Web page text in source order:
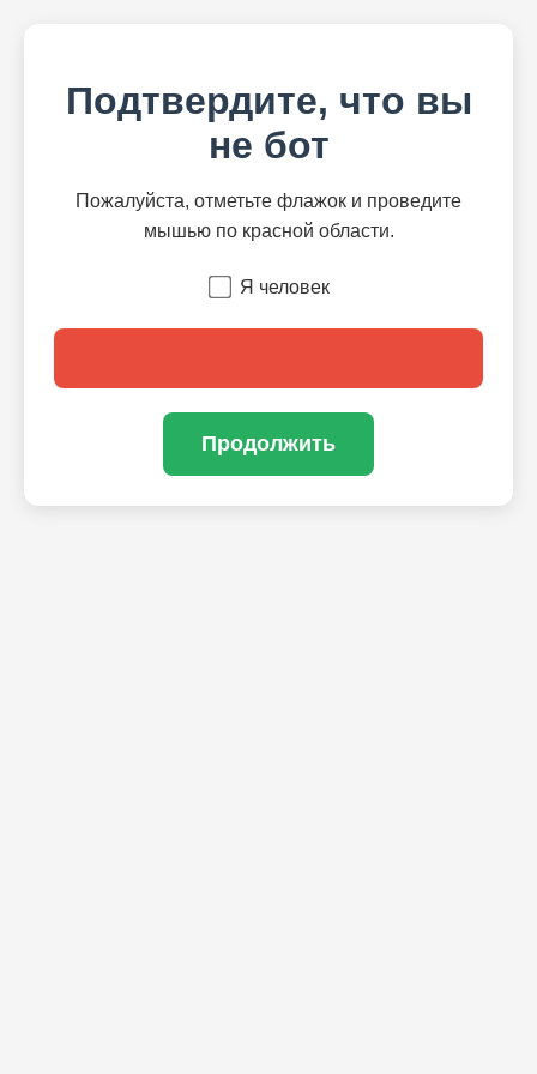
Подтвердите, что вы
не бот
Пожалуйста, отметьте флажок и проведите
мышью по красной области.
Я человек
Продолжить